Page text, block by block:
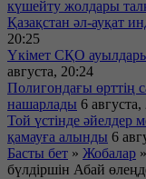
күшейту жолдары
Қазақстан әл-ауқат
20:25
Үкімет СҚО
августа, 20:24
Полигондағы өрттің
нашарлады 6
Той үстінде әйелдер
қамауға алынды 6
Басты бет » Жобалар »
бүлдіршін Абай